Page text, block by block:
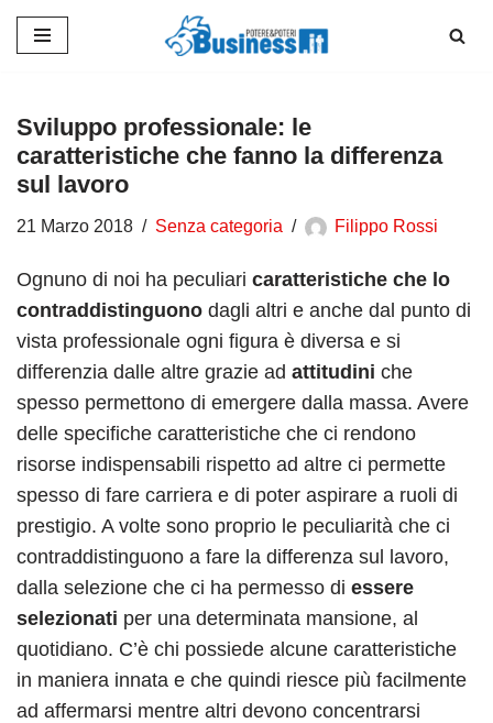
contenuto
Sviluppo professionale: le
caratteristiche che fanno la differenza
sul lavoro
21 Marzo 2018 Senza categoria Filippo Rossi
Ognuno di noi ha peculiari caratteristiche che lo
contraddistinguono dagli altri e anche dal punto di
vista professionale ogni figura è diversa e si
differenzia dalle altre grazie ad attitudini che
spesso permettono di emergere dalla massa. Avere
delle specifiche caratteristiche che ci rendono
risorse indispensabili rispetto ad altre ci permette
spesso di fare carriera e di poter aspirare a ruoli di
prestigio. A volte sono proprio le peculiarità che ci
contraddistinguono a fare la differenza sul lavoro,
dalla selezione che ci ha permesso di essere
selezionati per una determinata mansione, al
quotidiano. C’è chi possiede alcune caratteristiche
in maniera innata e che quindi riesce più facilmente
ad affermarsi mentre altri devono concentrarsi